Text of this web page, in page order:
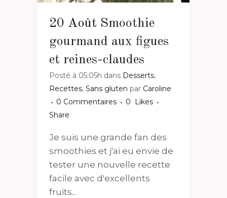
20 Août Smoothie
gourmand aux figues
et reines-claudes
Posté à 05:05h dans Desserts,
Recettes, Sans gluten par Caroline
0 Commentaires
0
Likes
Share
Je suis une grande fan des
smoothies et j'ai eu envie de
tester une nouvelle recette
facile avec d'excellents
fruits...